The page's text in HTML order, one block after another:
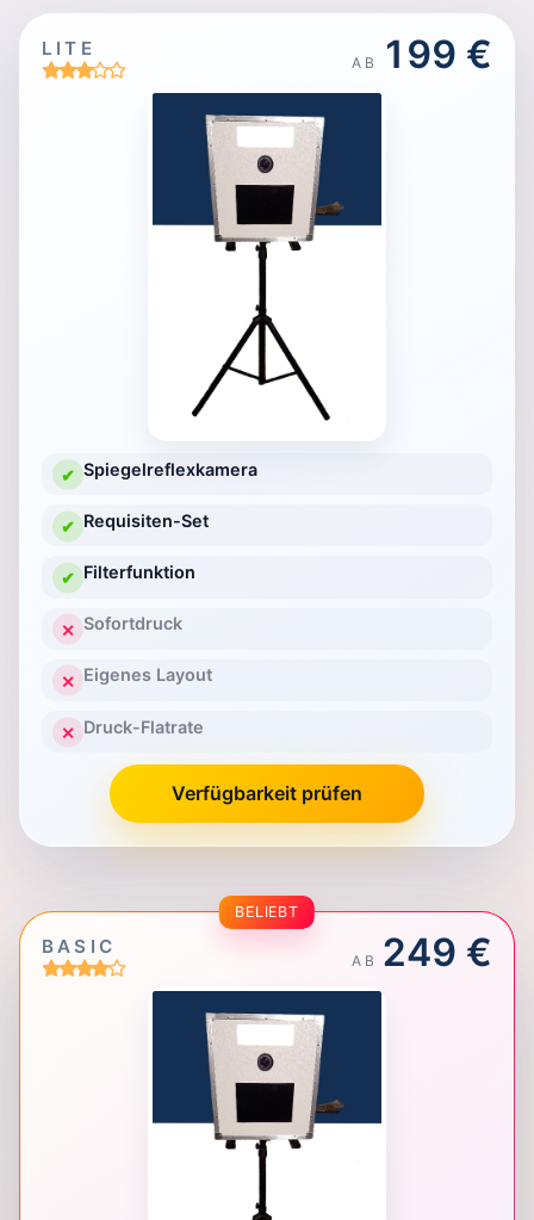
LITE
AB 199 €
✔ Spiegelreflexkamera
✔ Requisiten-Set
✔ Filterfunktion
✕ Sofortdruck
✕ Eigenes Layout
✕ Druck-Flatrate
Verfügbarkeit prüfen
BELIEBT
BASIC
AB 249 €